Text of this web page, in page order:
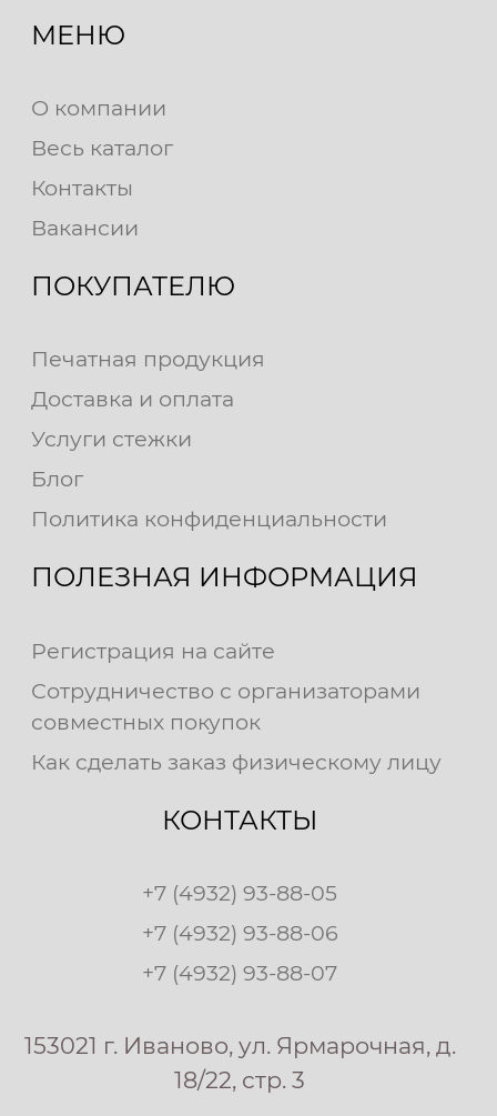
МЕНЮ
О компании
Весь каталог
Контакты
Вакансии
ПОКУПАТЕЛЮ
Печатная продукция
Доставка и оплата
Услуги стежки
Блог
Политика конфиденциальности
ПОЛЕЗНАЯ ИНФОРМАЦИЯ
Регистрация на сайте
Сотрудничество с организаторами
совместных покупок
Как сделать заказ физическому лицу
КОНТАКТЫ
+7 (4932) 93-88-05
+7 (4932) 93-88-06
+7 (4932) 93-88-07
153021 г. Иваново, ул. Ярмарочная, д.
18/22, стр. 3